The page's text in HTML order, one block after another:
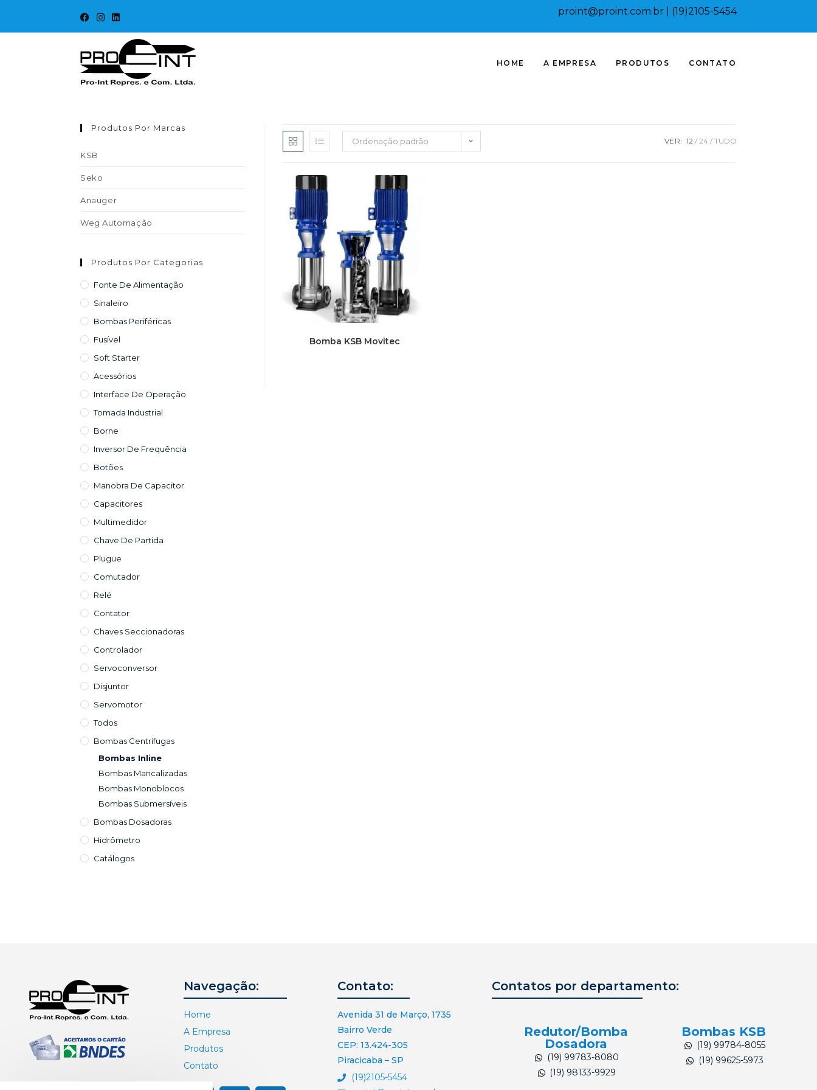
proint@proint.com.br | (19)2105-5454
HOME A EMPRESA PRODUTOS CONTATO
Ordenação padrão VER: 12 24 TUDO
Bomba KSB Movitec
Produtos Por Marcas
KSB
Seko
Anauger
Weg Automação
Produtos Por Categorias
Fonte De Alimentação
Sinaleiro
Bombas Periféricas
Fusível
Soft Starter
Acessórios
Interface De Operação
Tomada Industrial
Borne
Inversor De Frequência
Botões
Manobra De Capacitor
Capacitores
Multimedidor
Chave De Partida
Plugue
Comutador
Relé
Contator
Chaves Seccionadoras
Controlador
Servoconversor
Disjuntor
Servomotor
Todos
Bombas Centrífugas
Bombas Inline
Bombas Mancalizadas
Bombas Monoblocos
Bombas Submersíveis
Bombas Dosadoras
Hidrômetro
Catálogos
Navegação:
Home
A Empresa
Produtos
Contato
Contato:
Avenida 31 de Março, 1735
Bairro Verde
CEP: 13.424-305
Piracicaba – SP
(19)2105-5454
Contatos por departamento:
Redutor/Bomba
Dosadora
(19) 99783-8080
(19) 98133-9929
Bombas KSB
(19) 99784-8055
(19) 99625-5973